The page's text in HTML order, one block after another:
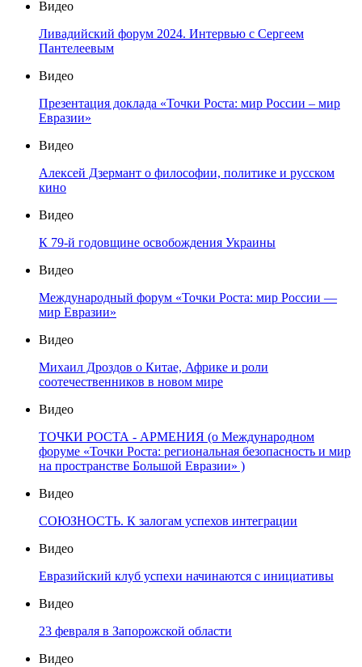
Видео
Ливадийский форум 2024. Интервью с Сергеем
Пантелеевым
Видео
Презентация доклада «Точки Роста: мир России – мир
Евразии»
Видео
Алексей Дзермант о философии, политике и русском
кино
Видео
К 79-й годовщине освобождения Украины
Видео
Международный форум «Точки Роста: мир России —
мир Евразии»
Видео
Михаил Дроздов о Китае, Африке и роли
соотечественников в новом мире
Видео
ТОЧКИ РОСТА - АРМЕНИЯ (о Международном
форуме «Точки Роста: региональная безопасность и мир
на пространстве Большой Евразии» )
Видео
СОЮЗНОСТЬ. К залогам успехов интеграции
Видео
Евразийский клуб успехи начинаются с инициативы
Видео
23 февраля в Запорожской области
Видео